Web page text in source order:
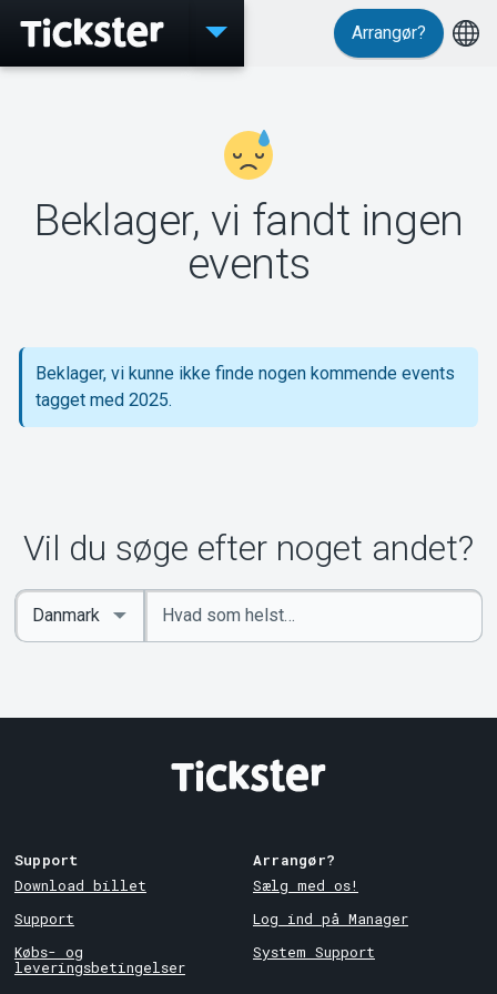
Events
MyTickster
Support
Arrangør?
Beklager, vi fandt ingen
events
Beklager, vi kunne ikke finde nogen kommende events
tagget med 2025.
Vil du søge efter noget andet?
Indtast
søgeord
Select
Country
Support
Download billet
Support
Købs- og
leveringsbetingelser
Arrangør?
Sælg med os!
Log ind på Manager
System Support